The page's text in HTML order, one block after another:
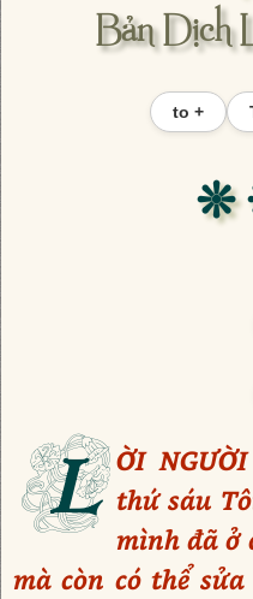
Bản Dịch
to +
❊
L ỜI
thứ sáu
mình đã ở
mà còn có thể